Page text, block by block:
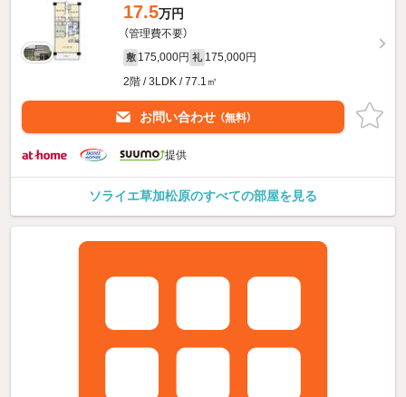
17.5万円
（管理費不要）
敷 175,000円 礼 175,000円
2階 / 3LDK / 77.1㎡
お問い合わせ （無料）
提供
ソライエ草加松原のすべての部屋を見る